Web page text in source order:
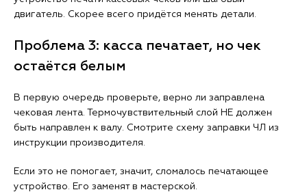
двигатель. Скорее всего придётся менять детали.
Проблема 3: касса печатает, но чек
остаётся белым
В первую очередь проверьте, верно ли заправлена
чековая лента. Термочувствительный слой НЕ должен
быть направлен к валу. Смотрите схему заправки ЧЛ из
инструкции производителя.
Если это не помогает, значит, сломалось печатающее
устройство. Его заменят в мастерской.